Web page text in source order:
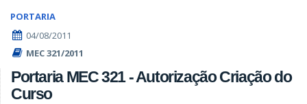
PORTARIA
04/08/2011
MEC 321/2011
Portaria MEC 321 - Autorização Criação do
Curso